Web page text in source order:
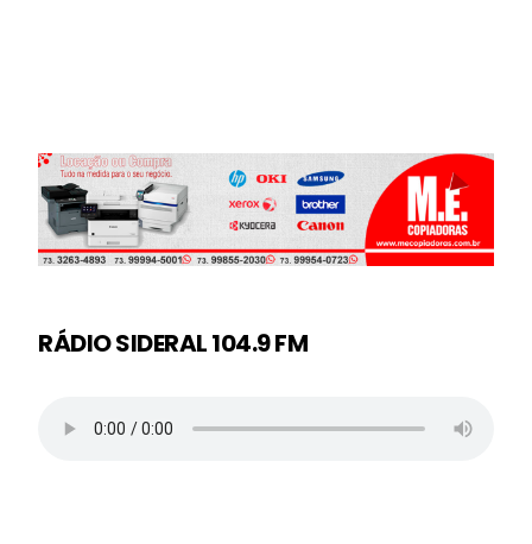
RÁDIO SIDERAL 104.9 FM